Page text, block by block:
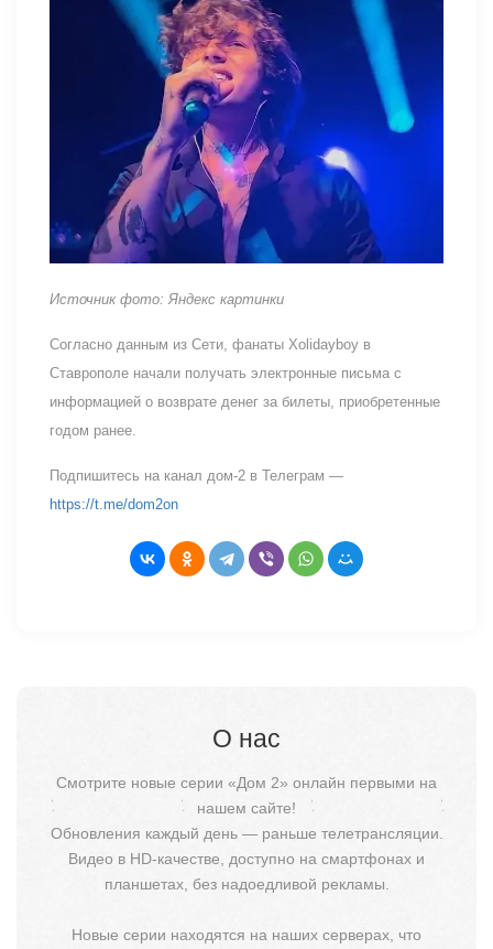
Источник фото: Яндекс картинки
Согласно данным из Сети, фанаты Xolidayboy в
Ставрополе начали получать электронные письма с
информацией о возврате денег за билеты, приобретенные
годом ранее.
Подпишитесь на канал дом-2 в Телеграм —
https://t.me/dom2on
О нас
Смотрите новые серии «Дом 2» онлайн первыми на
нашем сайте!
Обновления каждый день — раньше телетрансляции.
Видео в HD-качестве, доступно на смартфонах и
планшетах, без надоедливой рекламы.
Новые серии находятся на наших серверах, что